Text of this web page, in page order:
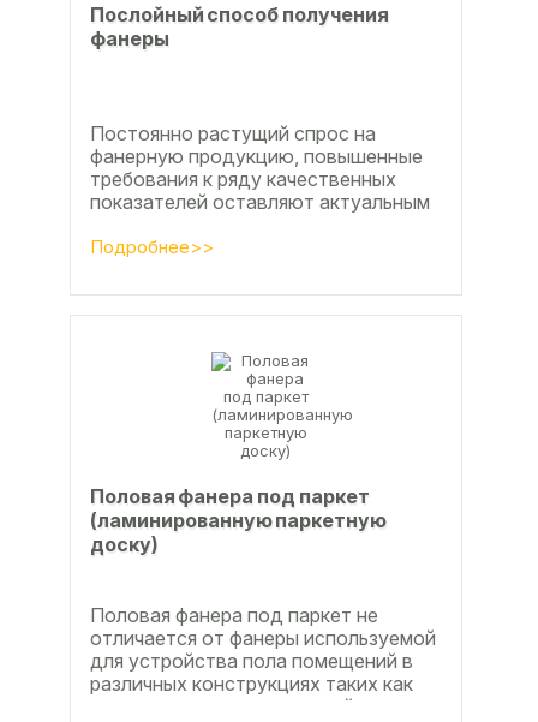
Послойный способ получения
фанеры
Постоянно растущий спрос на
фанерную продукцию, повышенные
требования к ряду качественных
показателей оставляют актуальным
технологии производства клееной...
Подробнее>>
Половая фанера под паркет
(ламинированную паркетную
доску)
Половая фанера под паркет не
отличается от фанеры используемой
для устройства пола помещений в
различных конструкциях таких как
ламинат из ламинированной